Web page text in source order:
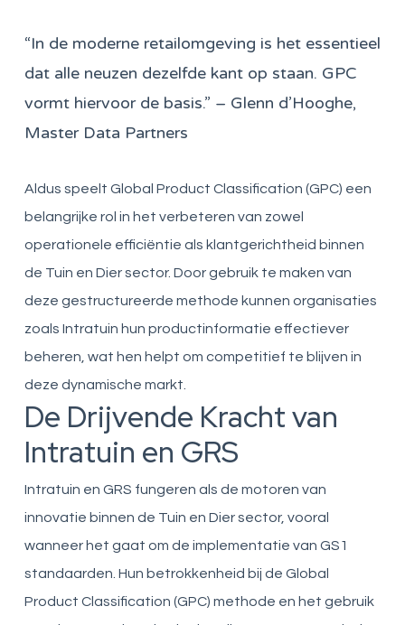
“In de moderne retailomgeving is het essentieel
dat alle neuzen dezelfde kant op staan. GPC
vormt hiervoor de basis.” – Glenn d’Hooghe,
Master Data Partners
Aldus speelt Global Product Classification (GPC) een
belangrijke rol in het verbeteren van zowel
operationele efficiëntie als klantgerichtheid binnen
de Tuin en Dier sector. Door gebruik te maken van
deze gestructureerde methode kunnen organisaties
zoals Intratuin hun productinformatie effectiever
beheren, wat hen helpt om competitief te blijven in
deze dynamische markt.
De Drijvende Kracht van
Intratuin en GRS
Intratuin en GRS fungeren als de motoren van
innovatie binnen de Tuin en Dier sector, vooral
wanneer het gaat om de implementatie van GS1
standaarden. Hun betrokkenheid bij de Global
Product Classification (GPC) methode en het gebruik